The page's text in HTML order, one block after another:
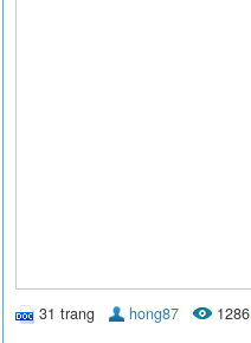
31 trang hong87 1286